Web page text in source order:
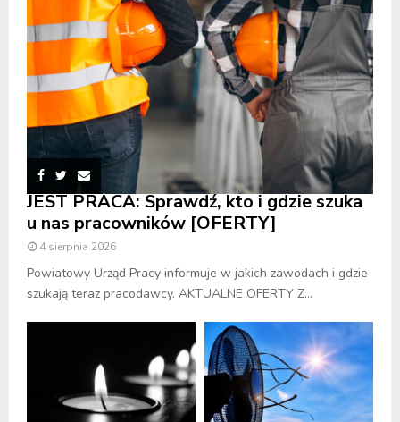
JEST PRACA: Sprawdź, kto i gdzie szuka
u nas pracowników [OFERTY]
4 sierpnia 2026
Powiatowy Urząd Pracy informuje w jakich zawodach i gdzie
szukają teraz pracodawcy. AKTUALNE OFERTY Z...